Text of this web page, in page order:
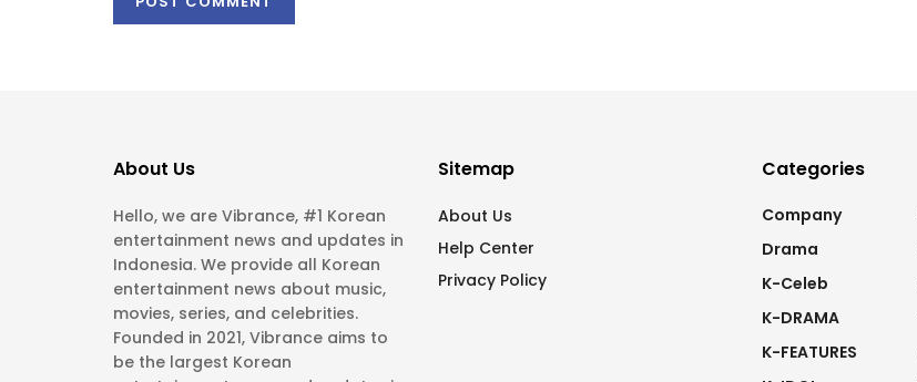
About Us
Hello, we are Vibrance, #1 Korean
entertainment news and updates in
Indonesia. We provide all Korean
entertainment news about music,
movies, series, and celebrities.
Founded in 2021, Vibrance aims to
be the largest Korean
Sitemap
About Us
Help Center
Privacy Policy
Categories
Company
Drama
K-Celeb
K-DRAMA
K-FEATURES